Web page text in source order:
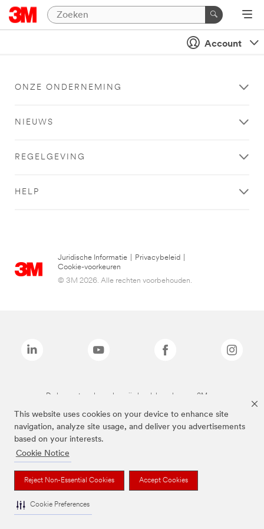
This website uses cookies on your device to enhance site
navigation, analyze site usage, and deliver you advertisements
based on your interests.
Cookie Notice
Reject Non-Essential Cookies Accept Cookies
Cookie Preferences
Account
ONZE ONDERNEMING
NIEUWS
REGELGEVING
HELP
Juridische Informatie Privacybeleid
Cookie-voorkeuren
© 3M 2026. Alle rechten voorbehouden.
De bovenstaande merken zijn handelsmerken van 3M.we